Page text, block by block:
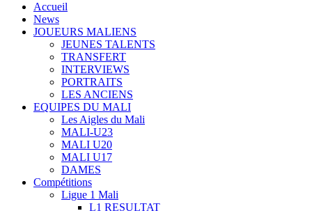
Accueil
News
JOUEURS MALIENS
JEUNES TALENTS
TRANSFERT
INTERVIEWS
PORTRAITS
LES ANCIENS
EQUIPES DU MALI
Les Aigles du Mali
MALI-U23
MALI U20
MALI U17
DAMES
Compétitions
Ligue 1 Mali
L1 RESULTAT